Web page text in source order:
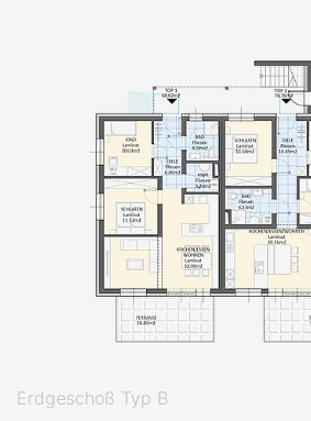
Erdgeschoß Typ B